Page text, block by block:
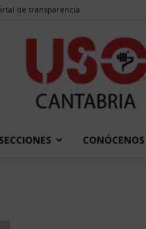
de transparencia
SECCIONES CONÓCENOS